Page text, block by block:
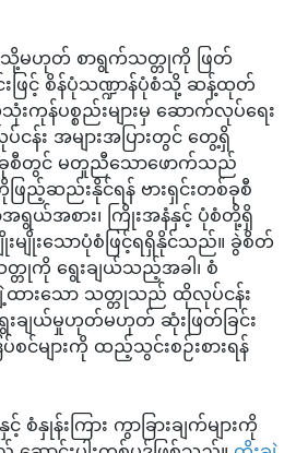
သို့မဟုတ် စာရွက်သတ္တုကို ဖြတ်
ဖြင့် စိန်ပုံသဏ္ဍာန်ပုံစံသို့ ဆန့်ထုတ်
သုံးကုန်ပစ္စည်းများမှ ဆောက်လုပ်ရေး
န်း အများအပြားတွင် တွေ့ရှိ
တွင် မတူညီသောဖောက်သည်
ဖြည့်ဆည်းနိုင်ရန် ဗားရှင်းတစ်ခုစီ
ာအရွယ်အစား၊ ကြိုးအနံနှင့် ပုံစံတို့ရှိ
ျိုးသောပုံစံဖြင့်ရရှိနိုင်သည်။ ခွဲစိတ်
ကို ရွေးချယ်သည့်အခါ၊ စံ
ျဲ့ထားသော သတ္တုသည် ထိုလုပ်ငန်း
ချယ်မှုဟုတ်မဟုတ် ဆုံးဖြတ်ခြင်း
ပ်စင်များကို ထည့်သွင်းစဉ်းစားရန်
နှုန်းကြား ကွာခြားချက်များကို